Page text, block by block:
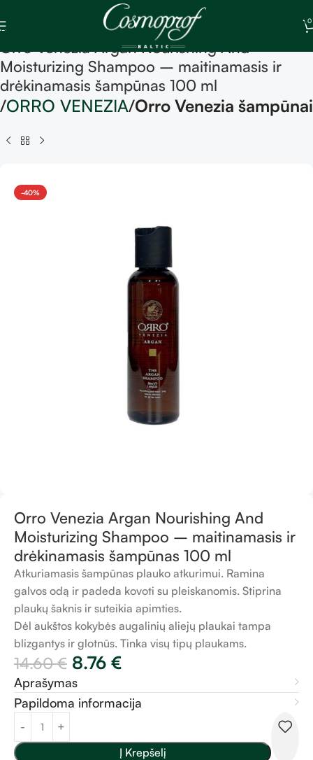
Skip to main content
0
Orro Venezia Argan Nourishing And
Moisturizing Shampoo – maitinamasis ir
drėkinamasis šampūnas 100 ml
ORRO VENEZIA Orro Venezia šampūnai
-40%
Orro Venezia Argan Nourishing And
Moisturizing Shampoo – maitinamasis ir
drėkinamasis šampūnas 100 ml
Atkuriamasis šampūnas plauko atkurimui. Ramina
galvos odą ir padeda kovoti su pleiskanomis. Stiprina
plaukų šaknis ir suteikia apimties.
Dėl aukštos kokybės augalinių aliejų plaukai tampa
blizgantys ir glotnūs. Tinka visų tipų plaukams.
14.60€ 8.76 €
Aprašymas
Papildoma informacija
Į Krepšelį